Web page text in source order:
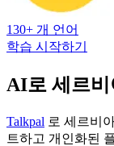
130+ 개 언어
학습 시작하기
AI로 세르비
Talkpal 로 세르비
트하고 개인화된